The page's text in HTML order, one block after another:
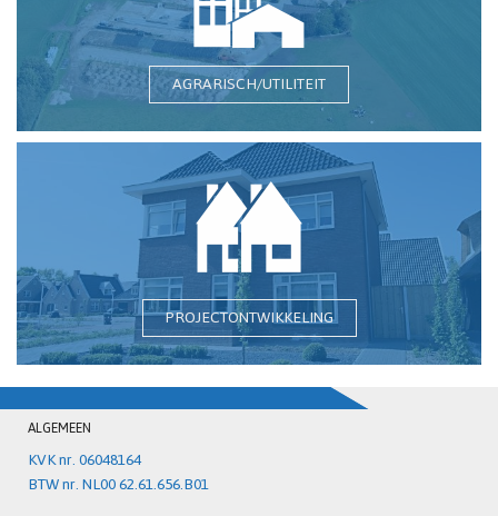
AGRARISCH/UTILITEIT
PROJECTONTWIKKELING
ALGEMEEN
KVK nr. 06048164
BTW nr. NL00 62.61.656.B01